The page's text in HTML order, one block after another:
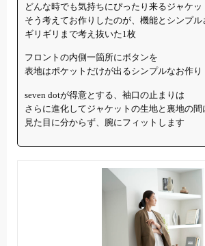
どんな時でも気持ちにぴったり来るジャケ
そう考えてお作りしたのが、機能とシンプル
ギリギリまで考え抜いた1枚
フロントの内側一箇所にボタンを
表地はポケットだけが出るシンプルなお作り
seven dotが得意とする、袖口の止まりは
さらに進化してジャケットの生地と裏地の間
見た目に分からず、腕にフィットします